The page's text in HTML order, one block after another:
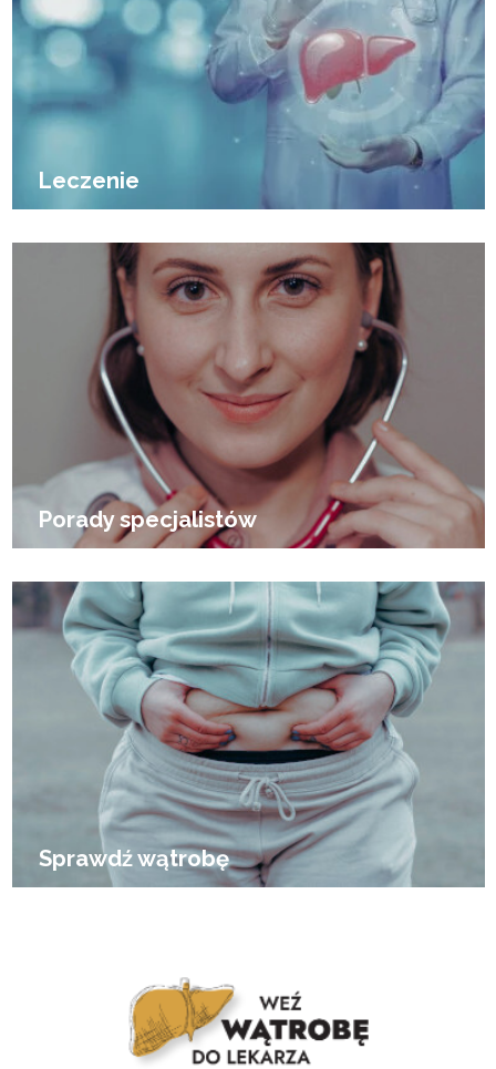
Leczenie
Porady specjalistów
Sprawdź wątrobę